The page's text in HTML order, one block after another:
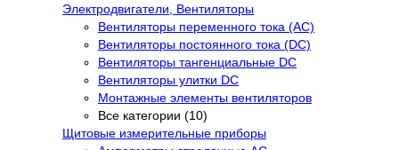
Электродвигатели, Вентиляторы
Вентиляторы переменного тока (AC)
Вентиляторы постоянного тока (DC)
Вентиляторы тангенциальные DC
Вентиляторы улитки DC
Монтажные элементы вентиляторов
Все категории (10)
Щитовые измерительные приборы